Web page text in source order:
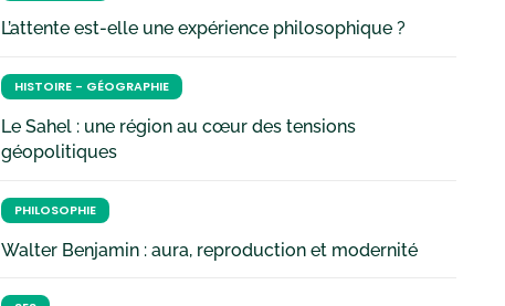
L’attente est-elle une expérience philosophique ?
HISTOIRE - GÉOGRAPHIE
Le Sahel : une région au cœur des tensions
géopolitiques
PHILOSOPHIE
Walter Benjamin : aura, reproduction et modernité